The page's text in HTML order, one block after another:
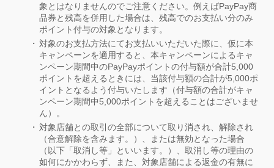
象とはなりませんのでご注意ください。例えばPayPay商
品券と残高を併用した場合は、残高でのお支払い分のみ
ポイント付与の対象となります。
対象のお支払方法にてお支払いいただいた際に、仮に本
キャンペーンを適用すると、本キャンペーンによるキャ
ンペーン期間中のPayPayポイントの付与額が合計5,000
ポイントを超えるときには、当該付与額の合計が5,000ポ
イントとなるよう付与いたします（付与額の合計がキャ
ンペーン期間中5,000ポイントを超えることはございませ
ん）。
対象店舗との取引の全部について取り消され、解除され
（合意解除を含みます。）、または無効となった場合
（以下「取消し等」といいます。）、取消し等の理由の
如何にかかわらず、また、対象店舗による返金の有無に